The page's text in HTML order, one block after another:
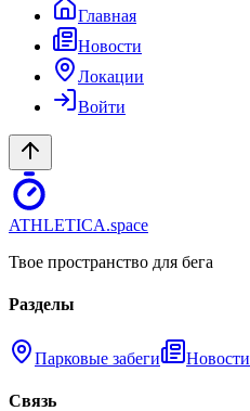
Главная
Новости
Локации
Войти
ATHLETICA.space
Твое пространство для бега
Разделы
Парковые забеги Новости
Связь